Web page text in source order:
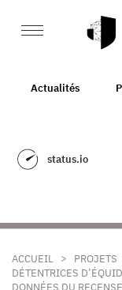
Actualités
status.io
ACCUEIL > PROJETS
DÉTENTRICES
DONNÉES DU